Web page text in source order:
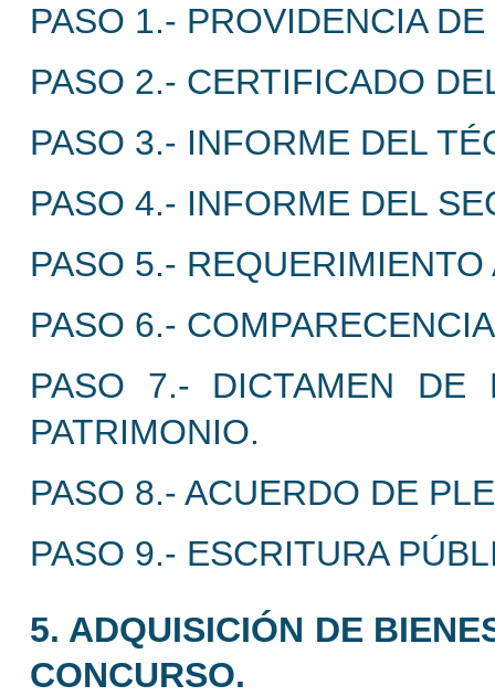
PASO 1.- PROVIDENCIA
PASO 2.- CERTIFICADO
PASO 3.- INFORME DEL
PASO 4.- INFORME DEL
PASO 5.-
PASO 6.-
PASO 7.- DICTAMEN DE
PATRIMONIO.
PASO 8.- ACUERDO DE
PASO 9.- ESCRITURA
5. ADQUISICIÓN DE
CONCURSO.